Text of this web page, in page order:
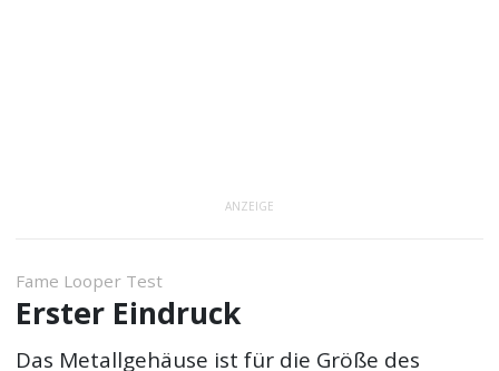
ANZEIGE
Fame Looper Test
Erster Eindruck
Das Metallgehäuse ist für die Größe des